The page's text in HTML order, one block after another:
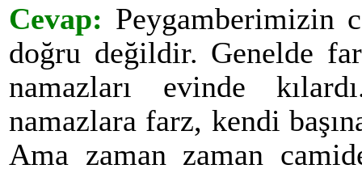
Cevap: Peygamberimizin
doğru değildir. Genelde
namazları evinde
namazlara farz, kendi
Ama zaman zaman